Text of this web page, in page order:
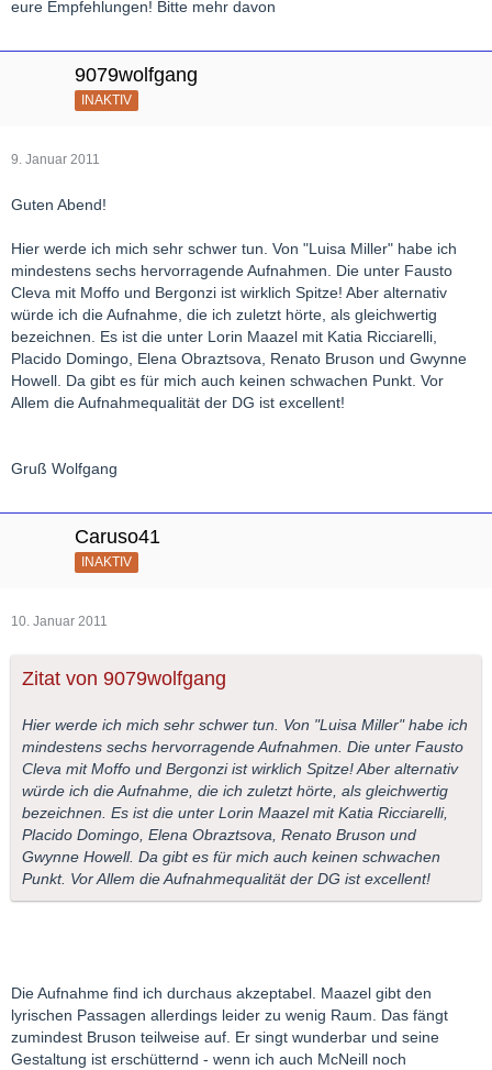
eure Empfehlungen! Bitte mehr davon
9079wolfgang
INAKTIV
9. Januar 2011
Guten Abend!
Hier werde ich mich sehr schwer tun. Von "Luisa Miller" habe ich
mindestens sechs hervorragende Aufnahmen. Die unter Fausto
Cleva mit Moffo und Bergonzi ist wirklich Spitze! Aber alternativ
würde ich die Aufnahme, die ich zuletzt hörte, als gleichwertig
bezeichnen. Es ist die unter Lorin Maazel mit Katia Ricciarelli,
Placido Domingo, Elena Obraztsova, Renato Bruson und Gwynne
Howell. Da gibt es für mich auch keinen schwachen Punkt. Vor
Allem die Aufnahmequalität der DG ist excellent!
Gruß Wolfgang
Caruso41
INAKTIV
10. Januar 2011
Zitat von 9079wolfgang
Hier werde ich mich sehr schwer tun. Von "Luisa Miller" habe ich
mindestens sechs hervorragende Aufnahmen. Die unter Fausto
Cleva mit Moffo und Bergonzi ist wirklich Spitze! Aber alternativ
würde ich die Aufnahme, die ich zuletzt hörte, als gleichwertig
bezeichnen. Es ist die unter Lorin Maazel mit Katia Ricciarelli,
Placido Domingo, Elena Obraztsova, Renato Bruson und
Gwynne Howell. Da gibt es für mich auch keinen schwachen
Punkt. Vor Allem die Aufnahmequalität der DG ist excellent!
Die Aufnahme find ich durchaus akzeptabel. Maazel gibt den
lyrischen Passagen allerdings leider zu wenig Raum. Das fängt
zumindest Bruson teilweise auf. Er singt wunderbar und seine
Gestaltung ist erschütternd - wenn ich auch McNeill noch